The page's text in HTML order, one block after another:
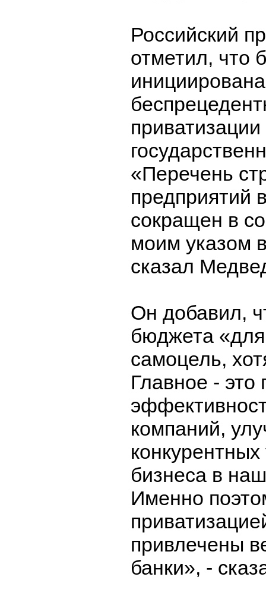
Российский
отметил, что
инициирована
«Перечень
предприятий
сокращен в
моим указом
сказал
Он добавил,
бюджета
самоцель,
Главное -
компаний,
бизнеса в
Именно
привлечены
банки», -